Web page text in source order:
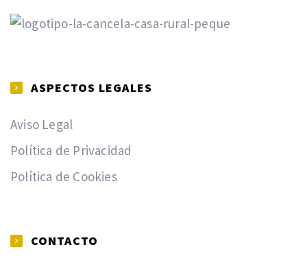
ASPECTOS LEGALES
Aviso Legal
Política de Privacidad
Política de Cookies
CONTACTO